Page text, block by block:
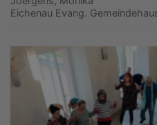
Eichenau Evang.